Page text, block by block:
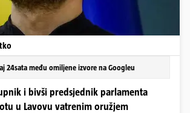
24sata među omiljene izvore na Googleu
i bivši predsjednik parlamenta
u Lavovu vatrenim oružjem